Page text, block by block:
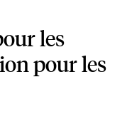
les
pour les